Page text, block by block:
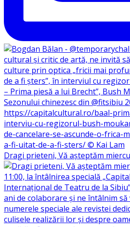
Dragi prieteni, Vă așteptăm